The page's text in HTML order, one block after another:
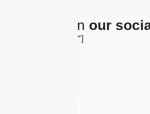
The latest on our
[insta-gallery id="0"]